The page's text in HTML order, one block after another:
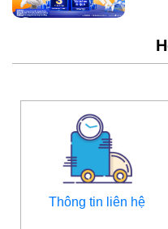
Thông tin liên hệ